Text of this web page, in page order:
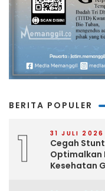
BERITA POPULER
1 31 JULI 2026
Cegah
Optimalkan
Kesehatan